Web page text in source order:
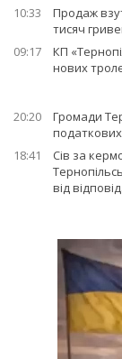
10:33
Продаж
тисяч
09:17
КП
нових
20:20
Громади
18:41
Сів за
від